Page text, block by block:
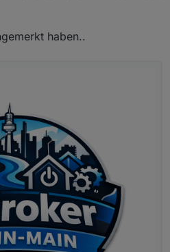
haben..